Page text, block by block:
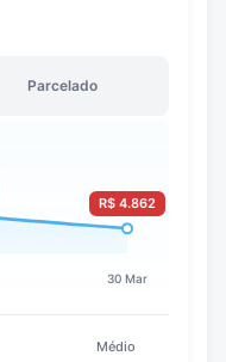
Parcelado
Médio